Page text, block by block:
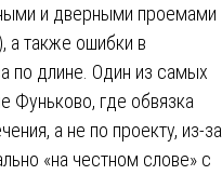
и дверными проемами
а также ошибки в
по длине. Один из самых
где обвязка
а не по проекту, из-за
«на честном слове» с